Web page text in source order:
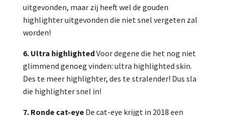
uitgevonden, maar zij heeft wel de gouden
highlighter uitgevonden die niet snel vergeten zal
worden!
6. Ultra highlightedVoor degene die het nog niet
glimmend genoeg vinden: ultra highlighted skin.
Des te meer highlighter, des te stralender! Dus sla
die highlighter snel in!
7. Ronde cat-eyeDe cat-eye krijgt in 2018 een